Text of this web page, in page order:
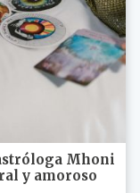
Mhoni
y amoroso